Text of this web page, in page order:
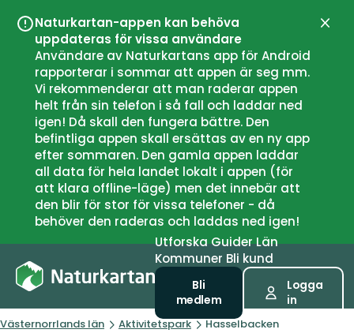
Naturkartan-appen kan behöva
uppdateras för vissa användare
Användare av Naturkartans app för Android
rapporterar i sommar att appen är seg mm.
Vi rekommenderar att man raderar appen
helt från sin telefon i så fall och laddar ned
igen! Då skall den fungera bättre. Den
befintliga appen skall ersättas av en ny app
efter sommaren. Den gamla appen laddar
all data för hela landet lokalt i appen (för
att klara offline-läge) men det innebär att
den blir för stor för vissa telefoner - då
behöver den raderas och laddas ned igen!
UtforskaGuiderLän
Kommuner Bli kund
Bli
medlem
Logga
in
Västernorrlands län Aktivitetspark Hasselbacken